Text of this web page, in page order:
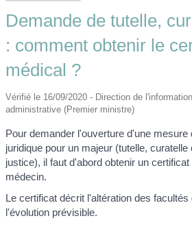
Demande de tutelle,
: comment obtenir le
médical ?
Vérifié le 16/09/2020 - Direction de
administrative (Premier ministre)
Pour demander l'ouverture d'une mesure
juridique pour un majeur (tutelle,
justice), il faut d'abord obtenir un
médecin.
Le certificat décrit l'altération des facultés
l'évolution prévisible.